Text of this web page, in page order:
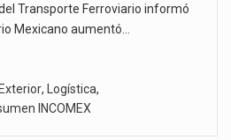
Transporte Ferroviario informó
Mexicano aumentó…
, Logística,
INCOMEX